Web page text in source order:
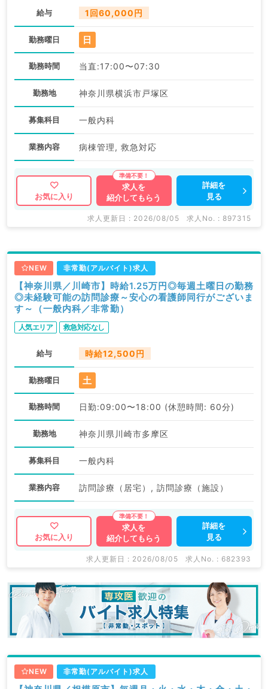
給与 1回60,000円
勤務曜日 日
勤務時間 当直:17:00〜07:30
勤務地 神奈川県横浜市戸塚区
募集科目 一般内科
業務内容 病棟管理, 救急対応
お気に入り
求人を
紹介してもらう
詳細を
見る
求人更新日 : 2026/08/05 求人No. : 897315
NEW 非常勤(アルバイト)求人
【神奈川県／川崎市】時給1.25万円◎毎週土曜日の勤務
◎未経験可能の訪問診療～安心の看護師同行がございま
す～（一般内科／非常勤）
人気エリア 救急対応なし
給与 時給12,500円
勤務曜日 土
勤務時間 日勤:09:00〜18:00 (休憩時間: 60分)
勤務地 神奈川県川崎市多摩区
募集科目 一般内科
業務内容 訪問診療（居宅）, 訪問診療（施設）
お気に入り
求人を
紹介してもらう
詳細を
見る
求人更新日 : 2026/08/05 求人No. : 682393
NEW 非常勤(アルバイト)求人